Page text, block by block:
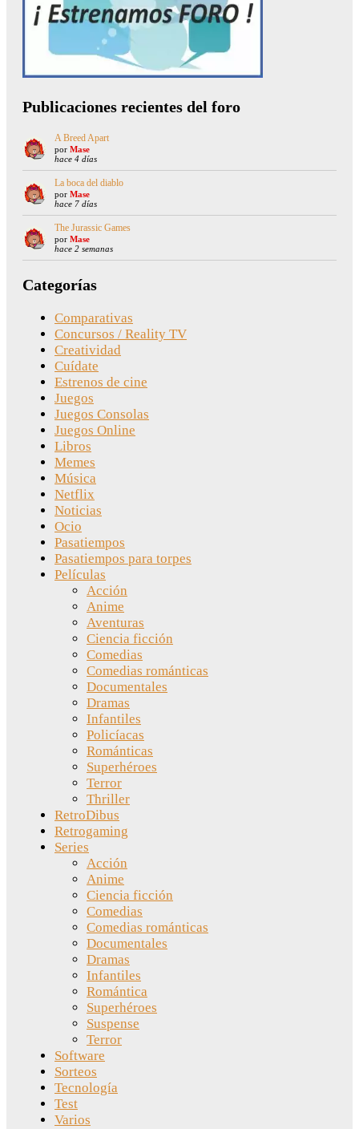
Publicaciones recientes del foro
A Breed Apart
por Mase
hace 4 días
La boca del diablo
por Mase
hace 7 días
The Jurassic Games
por Mase
hace 2 semanas
Categorías
Comparativas
Concursos / Reality TV
Creatividad
Cuídate
Estrenos de cine
Juegos
Juegos Consolas
Juegos Online
Libros
Memes
Música
Netflix
Noticias
Ocio
Pasatiempos
Pasatiempos para torpes
Películas
Acción
Anime
Aventuras
Ciencia ficción
Comedias
Comedias románticas
Documentales
Dramas
Infantiles
Policíacas
Románticas
Superhéroes
Terror
Thriller
RetroDibus
Retrogaming
Series
Acción
Anime
Ciencia ficción
Comedias
Comedias románticas
Documentales
Dramas
Infantiles
Romántica
Superhéroes
Suspense
Terror
Software
Sorteos
Tecnología
Test
Varios